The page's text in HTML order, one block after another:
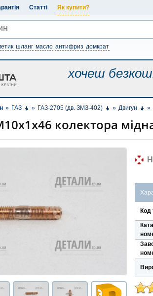
Статті Як купити?
шланг масло антифриз домкрат
хочеш
» ГАЗ » ГАЗ-2705 (дв. ЗМЗ-402) » Двигун »
колектора
Код